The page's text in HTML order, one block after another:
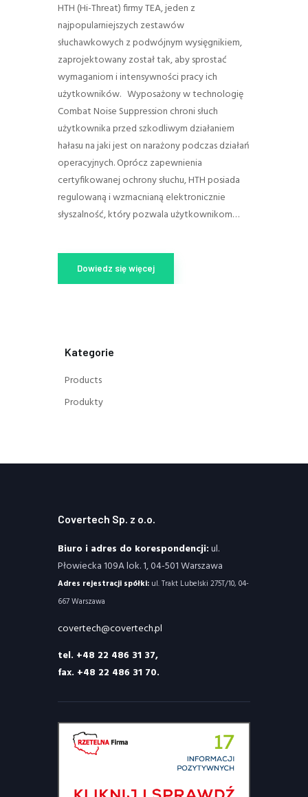
HTH (Hi-Threat) firmy TEA, jeden z
najpopularniejszych zestawów
słuchawkowych z podwójnym wysięgnikiem,
zaprojektowany został tak, aby sprostać
wymaganiom i intensywności pracy ich
użytkowników. Wyposażony w technologię
Combat Noise Suppression chroni słuch
użytkownika przed szkodliwym działaniem
hałasu na jaki jest on narażony podczas działań
operacyjnych. Oprócz zapewnienia
certyfikowanej ochrony słuchu, HTH posiada
regulowaną i wzmacnianą elektronicznie
słyszalność, który pozwala użytkownikom…
Dowiedz się więcej
Kategorie
Products
Produkty
Covertech Sp. z o.o.
Biuro i adres do korespondencji:ul.
Płowiecka 109A lok. 1, 04-501 Warszawa
Adres rejestracji spółki: ul. Trakt Lubelski 275T/10, 04-
667 Warszawa
covertech@covertech.pl
tel. +48 22 486 31 37,
fax. +48 22 486 31 70.